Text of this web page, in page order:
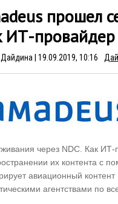
специализированная
«Форум
и
прошел
ИТ-
Дайдина | 19.09.2019, 10:16
через NDC. Как
их контента с
авиационный
агентствами по